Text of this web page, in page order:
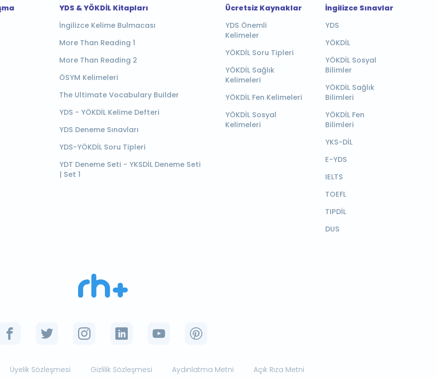
YDS & YÖKDİL Kitapları
İngilizce Kelime Bulmacası
More Than Reading 1
More Than Reading 2
ÖSYM Kelimeleri
The Ultimate Vocabulary Builder
YDS - YÖKDİL Kelime Defteri
YDS Deneme Sınavları
YDS-YÖKDİL Soru Tipleri
YDT Deneme Seti - YKSDİL Deneme Seti
| Set 1
Ücretsiz Kaynaklar
YDS Önemli
Kelimeler
YÖKDİL Soru Tipleri
YÖKDİL Sağlık
Kelimeleri
YÖKDİL Fen Kelimeleri
YÖKDİL Sosyal
Kelimeleri
İngilizce Sınavlar
YDS
YÖKDİL
YÖKDİL Sosyal
Bilimler
YÖKDİL Sağlık
Bilimleri
YÖKDİL Fen
Bilimleri
YKS-DİL
E-YDS
IELTS
TOEFL
TIPDİL
DUS
Üyelik Sözleşmesi Gizlilik Sözleşmesi Aydınlatma Metni Açık Rıza Metni